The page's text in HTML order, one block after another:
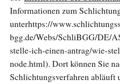
Informationen zum
unterhttps://
bgg.de/Webs/SchliBGG/DE/
stelle-ich-einen-antrag/wie-
node.html). Dort können Sie
Schlichtungsverfahren abläuft